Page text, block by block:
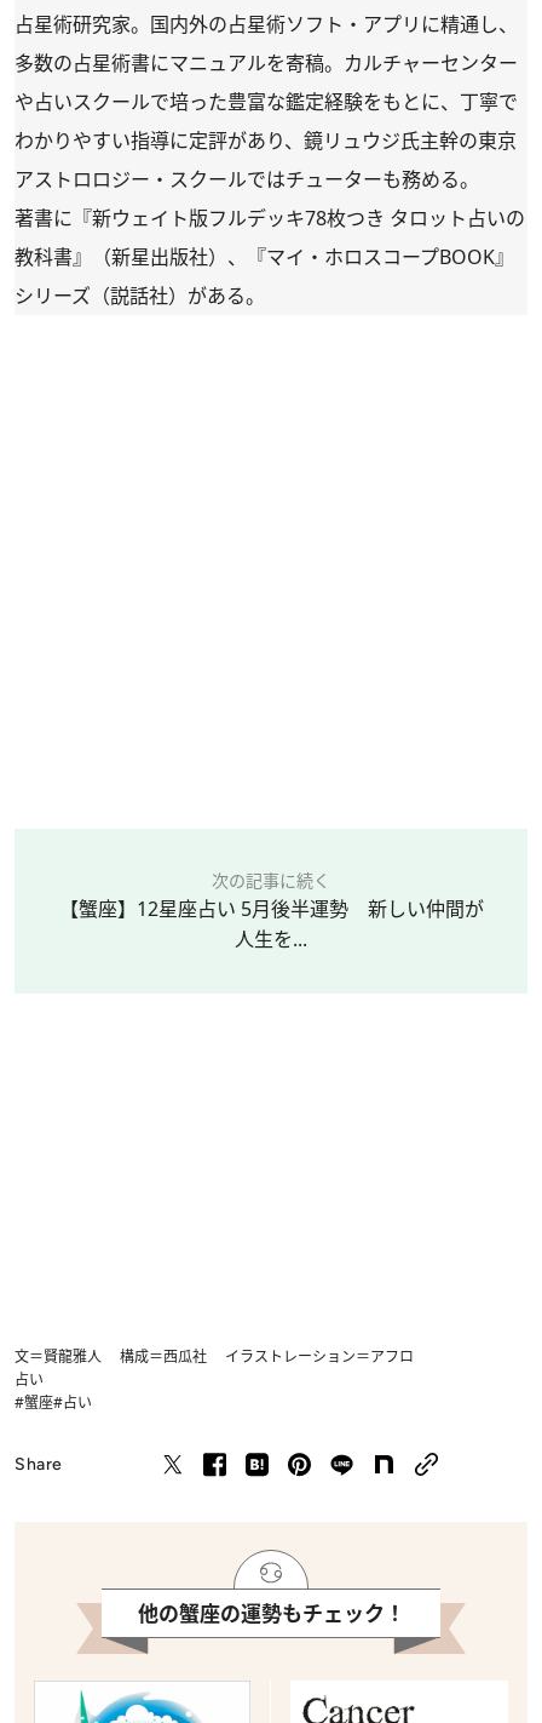
占星術研究家。国内外の占星術ソフト・アプリに精通し、
多数の占星術書にマニュアルを寄稿。カルチャーセンター
や占いスクールで培った豊富な鑑定経験をもとに、丁寧で
わかりやすい指導に定評があり、鏡リュウジ氏主幹の東京
アストロロジー・スクールではチューターも務める。
著書に『新ウェイト版フルデッキ78枚つき タロット占いの
教科書』（新星出版社）、『マイ・ホロスコープBOOK』
シリーズ（説話社）がある。
次の記事に続く
【蟹座】12星座占い 5月後半運勢 新しい仲間が
人生を...
文＝賢龍雅人 構成＝西瓜社 イラストレーション＝アフロ
占い
#蟹座#占い
Share
他の蟹座の運勢もチェック！